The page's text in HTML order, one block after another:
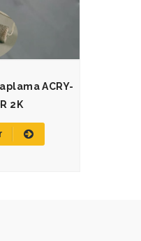
ACRY-
2K